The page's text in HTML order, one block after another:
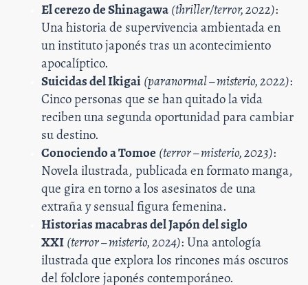
El cerezo de Shinagawa(thriller/terror, 2022):
Una historia de supervivencia ambientada en
un instituto japonés tras un acontecimiento
apocalíptico.
Suicidas del Ikigai (paranormal – misterio, 2022):
Cinco personas que se han quitado la vida
reciben una segunda oportunidad para cambiar
su destino.
Conociendo a Tomoe(terror – misterio, 2023):
Novela ilustrada, publicada en formato manga,
que gira en torno a los asesinatos de una
extraña y sensual figura femenina.
Historias macabras del Japón del siglo
XXI(terror – misterio, 2024): Una antología
ilustrada que explora los rincones más oscuros
del folclore japonés contemporáneo.